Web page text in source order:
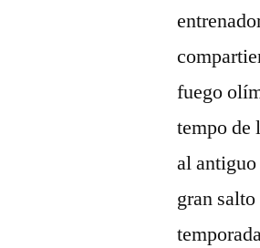
fuego
tempo de
al
gran